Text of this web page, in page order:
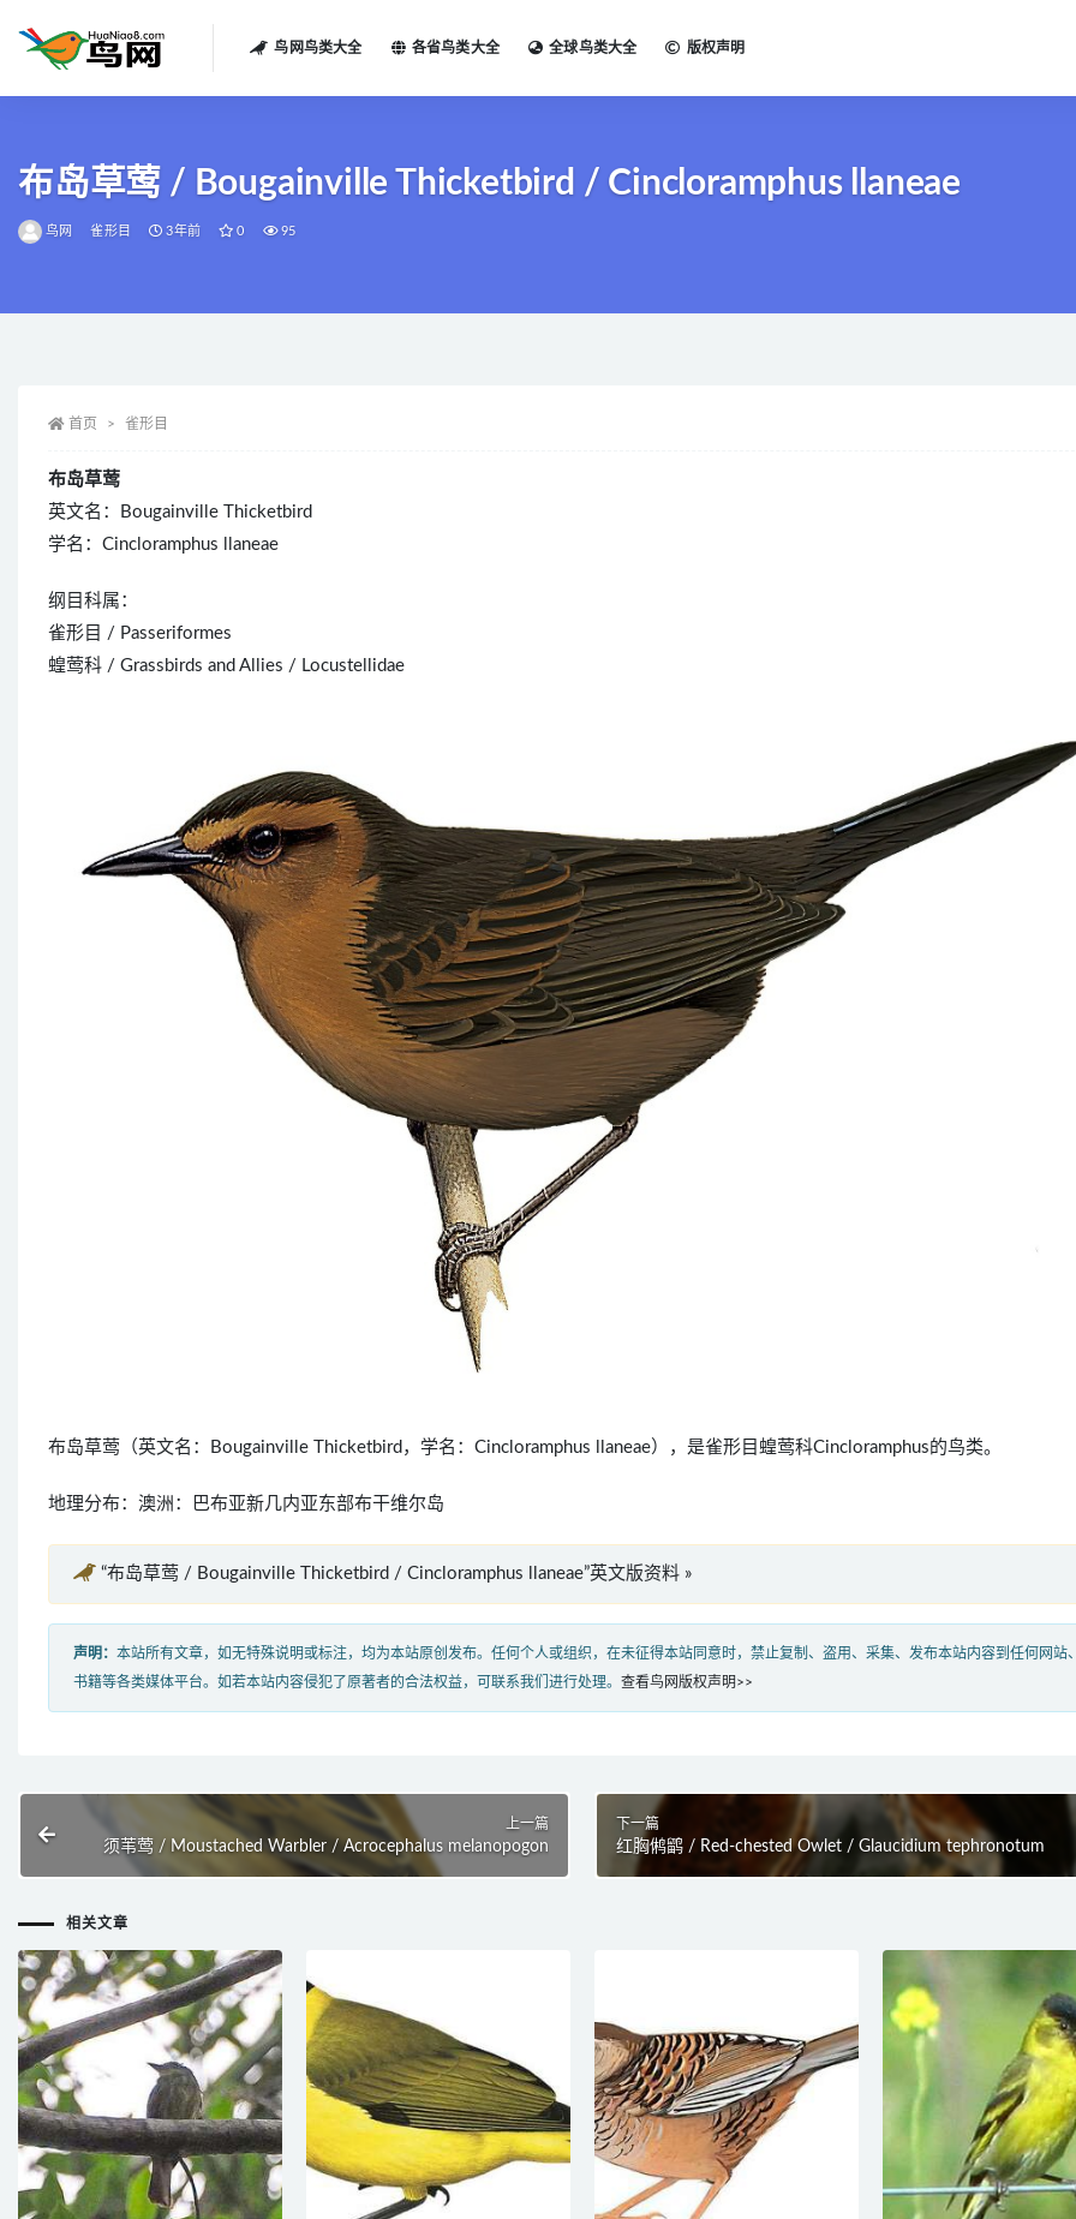
鸟网鸟类大全 各省鸟类大全 全球鸟类大全 版权声明
布岛草莺 / Bougainville Thicketbird / Cincloramphus llaneae
鸟网 雀形目 3年前 0 95
首页 雀形目
布岛草莺
英文名：Bougainville Thicketbird
学名：Cincloramphus llaneae
纲目科属：
雀形目 / Passeriformes
蝗莺科 / Grassbirds and Allies / Locustellidae
布岛草莺（英文名：Bougainville Thicketbird，学名：Cincloramphus llaneae），是雀形目蝗莺科Cincloramphus的鸟类。
地理分布：澳洲：巴布亚新几内亚东部布干维尔岛
“布岛草莺 / Bougainville Thicketbird / Cincloramphus llaneae”英文版资料 »
声明： 本站所有文章，如无特殊说明或标注，均为本站原创发布。任何个人或组织，在未征得本站同意时，禁止复制、盗用、采集、发布本站内容到任何网站
书籍等各类媒体平台。如若本站内容侵犯了原著者的合法权益，可联系我们进行处理。 查看鸟网版权声明>>
上一篇
须苇莺 / Moustached Warbler / Acrocephalus melanopogon
下一篇
红胸鸺鹠 / Red-chested Owlet / Glaucidium tephronotum
相关文章